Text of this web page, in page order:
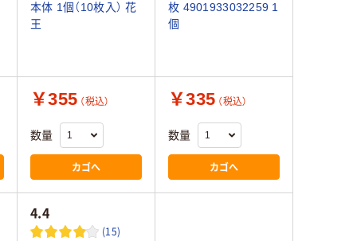
本体 1個（10枚入） 花
王
枚 4901933032259 1
個
￥355 （税込）
数量
カゴへ
￥335 （税込）
数量
カゴへ
4.4
(15)